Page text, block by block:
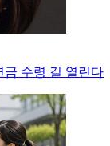
금 수령 길 열린다